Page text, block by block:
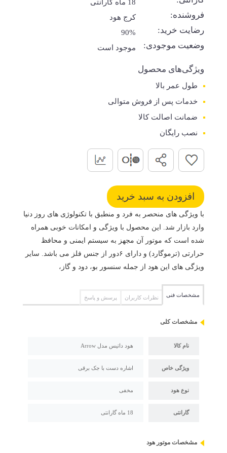
18 ماه گارانتی
فروشنده: کرج هود
رضایت خرید: 90%
وضعیت موجودی: موجود است
ویژگی‌های محصول
طول عمر بالا
خدمات پس از فروش متوالی
ضمانت اصالت کالا
نصب رایگان
با ویژگی های منحصر به فرد و منطبق با تکنولوژی های روز دنیا
وارد بازار شد. این محصول با ویژگی و امکانات خوبی همراه
شده است که موتور آن مجهز به سیستم ایمنی و محافظ
حرارتی (ترموگارد) و دارای ۶دور از جنس فلز می باشد. سایر
ویژگی های این هود از جمله سنسور بو، دود و گاز،
مشخصات فنی نظرات کاربران پرسش و پاسخ
مشخصات کلی
نام کالا هود داتیس مدل Arrow
ویژگی خاص اشاره دست با جک برقی
نوع هود مخفی
گارانتی 18 ماه گارانتی
مشخصات موتور هود